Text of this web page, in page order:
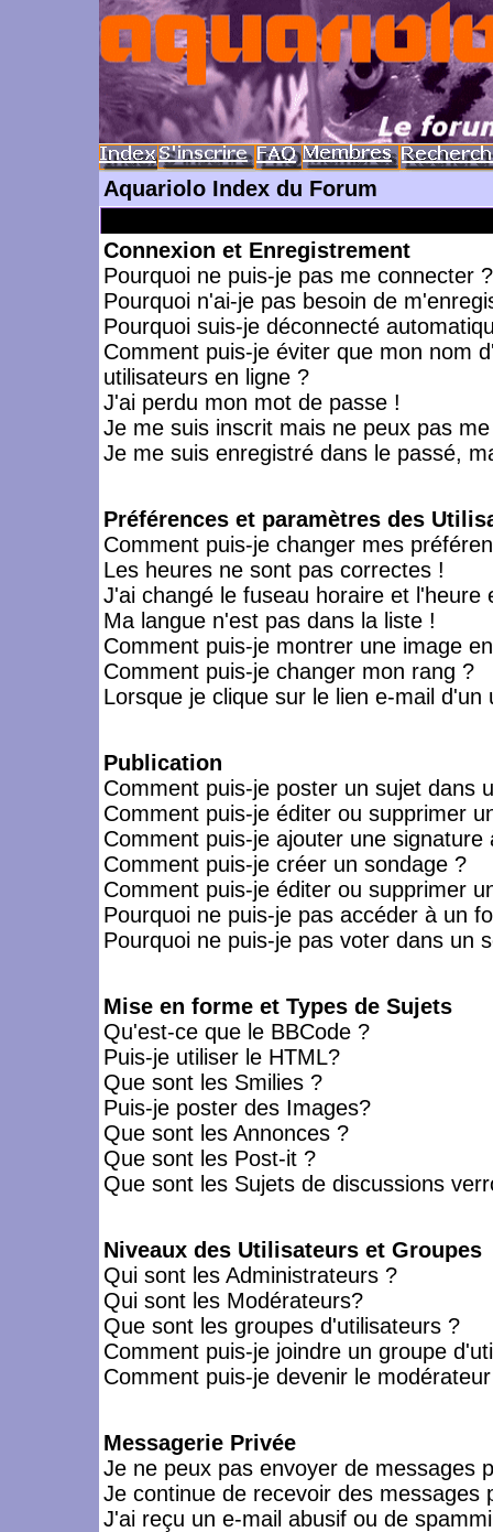
Aquariolo Index du Forum
Connexion et Enregistrement
Pourquoi ne puis-je pas me connecter ?
Pourquoi n'ai-je pas besoin de
Pourquoi suis-je déconnecté
Comment puis-je éviter que mon nom
utilisateurs en ligne ?
J'ai perdu mon mot de passe !
Je me suis inscrit mais ne peux pas
Je me suis enregistré dans le passé,
Préférences et paramètres des
Comment puis-je changer mes
Les heures ne sont pas correctes !
J'ai changé le fuseau horaire et l'heure
Ma langue n'est pas dans la liste !
Comment puis-je montrer une image
Comment puis-je changer mon rang ?
Lorsque je clique sur le lien e-mail
Publication
Comment puis-je poster un sujet dans
Comment puis-je éditer ou supprimer
Comment puis-je ajouter une signature
Comment puis-je créer un sondage ?
Comment puis-je éditer ou supprimer
Pourquoi ne puis-je pas accéder à un
Pourquoi ne puis-je pas voter dans un
Mise en forme et Types de Sujets
Qu'est-ce que le BBCode ?
Puis-je utiliser le HTML?
Que sont les Smilies ?
Puis-je poster des Images?
Que sont les Annonces ?
Que sont les Post-it ?
Que sont les Sujets de discussions
Niveaux des Utilisateurs et Groupes
Qui sont les Administrateurs ?
Qui sont les Modérateurs?
Que sont les groupes d'utilisateurs ?
Comment puis-je joindre un groupe
Comment puis-je devenir le
Messagerie Privée
Je ne peux pas envoyer de messages
Je continue de recevoir des messages
J'ai reçu un e-mail abusif ou de